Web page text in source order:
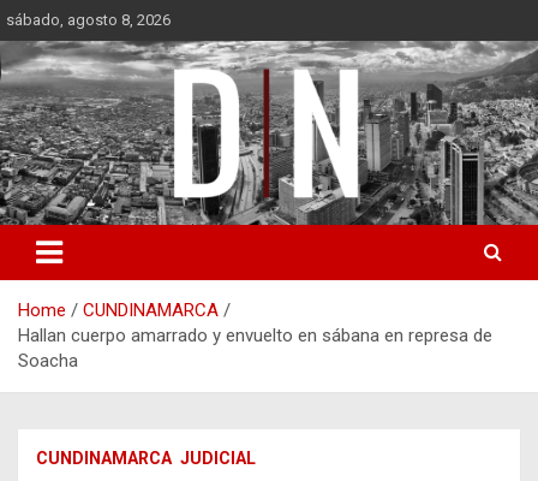
Skip
to
content
sábado, agosto 8, 2026
Diámetro Noticias
Home
CUNDINAMARCA
Hallan cuerpo amarrado y envuelto en sábana en represa de
Soacha
CUNDINAMARCA JUDICIAL